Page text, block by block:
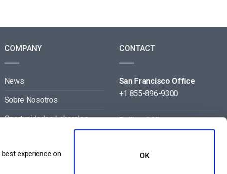
experience on
OK
COMPANY
News
Sobre Nosotros
Oportunidades Laborales
Aliados
CONTACT
San Francisco Office
+1 855-896-9300
Beijing Office
+86 105-123-5043